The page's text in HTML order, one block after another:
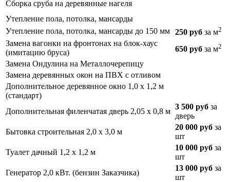
Сборка сруба на деревянные нагеля
Утепление пола, потолка, мансарды
Утепление пола, потолка, мансарды до 150 мм 250 руб за м2
Замена вагонки на фронтонах на блок-хаус
(имитацию бруса)
650 руб за м2
Замена Ондулина на Металлочерепицу
Замена деревянных окон на ПВХ с отливом
Дополнительное деревянное окно 1,0 х 1,2 м
(стандарт)
Дополнительная филенчатая дверь 2,05 х 0,8 м
3 500 руб за
дверь
Бытовка строительная 2,0 х 3,0 м
20 000 руб за
шт
Туалет дачный 1,2 х 1,2 м
10 000 руб за
шт
Генератор 2,0 кВт. (бензин Заказчика)
13 000 руб за
шт